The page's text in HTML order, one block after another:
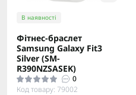
В наявності
Фітнес-браслет
Samsung Galaxy Fit3
Silver (SM-
R390NZSASEK)
0
Код товару: 79002